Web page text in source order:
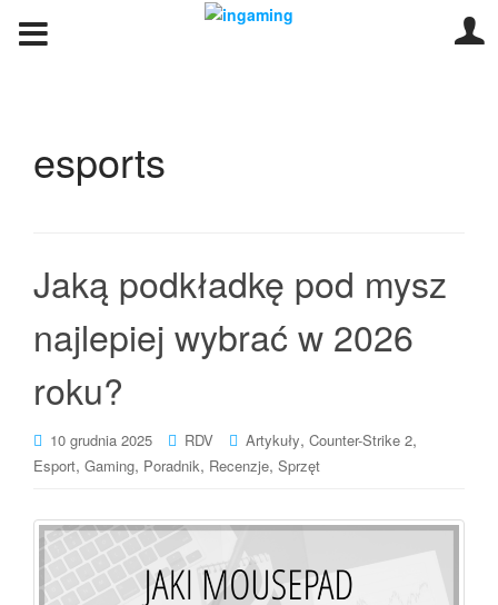
esports
Jaką podkładkę pod mysz
najlepiej wybrać w 2026
roku?
10 grudnia 2025 RDV Artykuły, Counter-Strike 2,
Esport, Gaming, Poradnik, Recenzje, Sprzęt